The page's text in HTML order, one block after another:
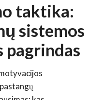
taktika:
sistemos
pagrindas